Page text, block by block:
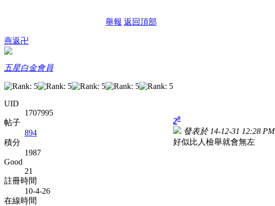
舉報 返回頂部
燕返卍
五星白金會員
UID
1707995
帖子
894
積分
1987
Good
21
註冊時間
10-4-26
在線時間
2#
發表於 14-12-31 12:28 PM
好似比人檢舉就會無左